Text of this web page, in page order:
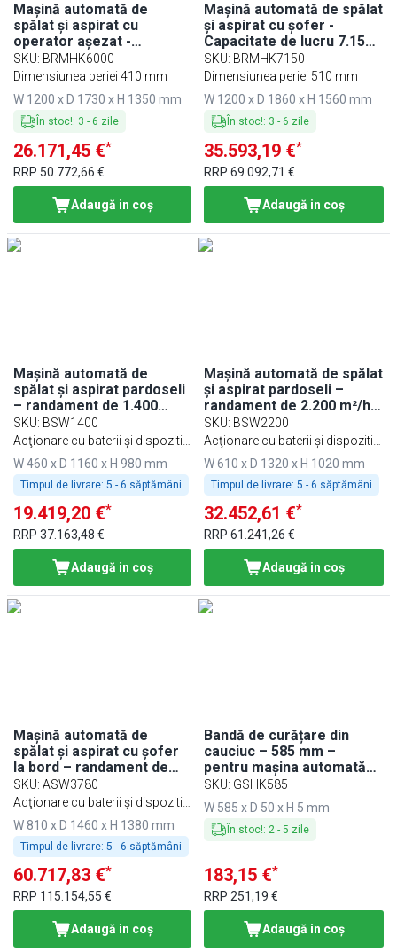
Mașină automată de
spălat și aspirat cu
operator așezat -
Capacitate de lucru 6.000
m²/h
SKU: BRMHK6000
Dimensiunea periei 410 mm
W 1200 x D 1730 x H 1350 mm
În stoc!: 3 - 6 zile
26.171,45 €*
RRP 50.772,66 €
Adaugă in coş
Mașină automată de spălat
și aspirat cu șofer -
Capacitate de lucru 7.150
m²/h
SKU: BRMHK7150
Dimensiunea periei 510 mm
W 1200 x D 1860 x H 1560 mm
În stoc!: 3 - 6 zile
35.593,19 €*
RRP69.092,71 €
Adaugă in coş
Mașină automată de
spălat și aspirat pardoseli
– randament de 1.400
m²/h – inclusiv cablu de
încărcare
SKU: BSW1400
Acţionare cu baterii şi dispozitiv
de încărcare / 230 volţi
W 460 x D 1160 x H 980 mm
Timpul de livrare: 5 - 6 săptămâni
19.419,20 €*
RRP 37.163,48 €
Adaugă in coş
Mașină automată de spălat
și aspirat pardoseli –
randament de 2.200 m²/h –
include cablu de încărcare
SKU: BSW2200
Acţionare cu baterii şi dispozitiv
de încărcare / 230 volţi
W 610 x D 1320 x H 1020 mm
Timpul de livrare: 5 - 6 săptămâni
32.452,61 €*
RRP61.241,26 €
Adaugă in coş
Mașină automată de
spălat și aspirat cu șofer
la bord – randament de
lucru 3.780 m²/h – inclusiv
cablu de încărcare
SKU: ASW3780
Acţionare cu baterii şi dispozitiv
de încărcare / 230 volţi
W 810 x D 1460 x H 1380 mm
Timpul de livrare: 5 - 6 săptămâni
60.717,83 €*
RRP 115.154,55 €
Adaugă in coş
Bandă de curățare din
cauciuc – 585 mm –
pentru mașina automată
de spălat și aspirat
BRMHK1350
SKU: GSHK585
W 585 x D 50 x H 5 mm
În stoc!: 2 -5 zile
183,15 €*
RRP251,19 €
Adaugă in coş